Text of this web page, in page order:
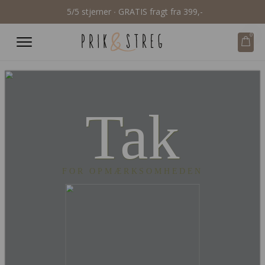
5/5 stjerner ∙ GRATIS fragt fra 399,-
0
Tak
FOR OPMÆRKSOMHEDEN